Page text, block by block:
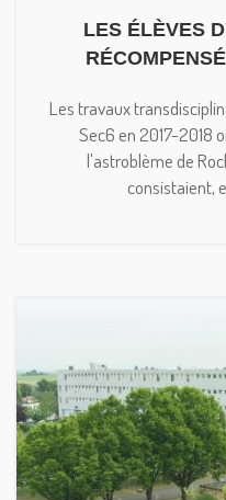
LES ÉLÈVES
Les travaux
Sec6 en 2017-2018
l'astroblème de
consistaient,